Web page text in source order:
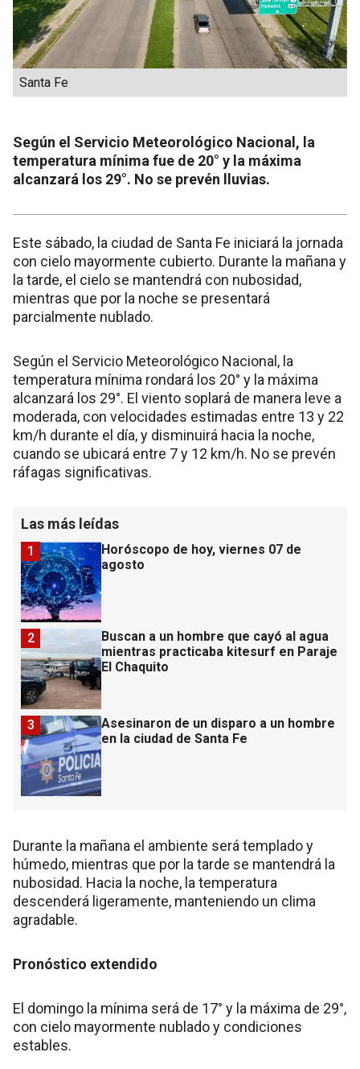
Santa Fe
Según el Servicio Meteorológico Nacional, la
temperatura mínima fue de 20° y la máxima
alcanzará los 29°. No se prevén lluvias.
Este sábado, la ciudad de Santa Fe iniciará la jornada
con cielo mayormente cubierto. Durante la mañana y
la tarde, el cielo se mantendrá con nubosidad,
mientras que por la noche se presentará
parcialmente nublado.
Según el Servicio Meteorológico Nacional, la
temperatura mínima rondará los 20° y la máxima
alcanzará los 29°. El viento soplará de manera leve a
moderada, con velocidades estimadas entre 13 y 22
km/h durante el día, y disminuirá hacia la noche,
cuando se ubicará entre 7 y 12 km/h. No se prevén
ráfagas significativas.
Las más leídas
Horóscopo de hoy, viernes 07 de
agosto
1
Buscan a un hombre que cayó al agua
mientras practicaba kitesurf en Paraje
El Chaquito
2
Asesinaron de un disparo a un hombre
en la ciudad de Santa Fe
3
Durante la mañana el ambiente será templado y
húmedo, mientras que por la tarde se mantendrá la
nubosidad. Hacia la noche, la temperatura
descenderá ligeramente, manteniendo un clima
agradable.
Pronóstico extendido
El domingo la mínima será de 17° y la máxima de 29°,
con cielo mayormente nublado y condiciones
estables.